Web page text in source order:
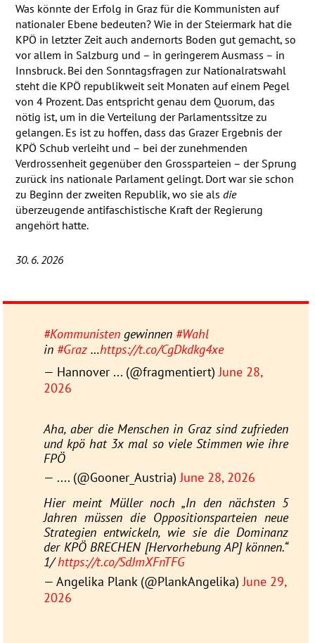
Was könnte der Erfolg in Graz für die Kommunisten auf
nationaler Ebene bedeuten? Wie in der Steiermark hat die
KPÖ in letzter Zeit auch andernorts Boden gut gemacht, so
vor allem in Salzburg und – in geringerem Ausmass – in
Innsbruck. Bei den Sonntagsfragen zur Nationalratswahl
steht die KPÖ republikweit seit Monaten auf einem Pegel
von 4 Prozent. Das entspricht genau dem Quorum, das
nötig ist, um in die Verteilung der Parlamentssitze zu
gelangen. Es ist zu hoffen, dass das Grazer Ergebnis der
KPÖ Schub verleiht und – bei der zunehmenden
Verdrossenheit gegenüber den Grossparteien – der Sprung
zurück ins nationale Parlament gelingt. Dort war sie schon
zu Beginn der zweiten Republik, wo sie als die
überzeugende antifaschistische Kraft der Regierung
angehört hatte.
30. 6. 2026
#Kommunistengewinnen #Wahl
in #Graz…https://t.co/CgDkdkg4xe
— Hannover ... (@fragmentiert)June 28,
2026
Aha, aber die Menschen in Graz sind zufrieden
und kpö hat 3x mal so viele Stimmen wie ihre
FPÖ
— .... (@Gooner_Austria)June 28, 2026
Hier meint Müller noch „In den nächsten 5
Jahren müssen die Oppositionsparteien neue
Strategien entwickeln, wie sie die Dominanz
der KPÖ BRECHEN [Hervorhebung AP] können.“
1/https://t.co/SdJmXFnTFG
— Angelika Plank (@PlankAngelika)June 29,
2026